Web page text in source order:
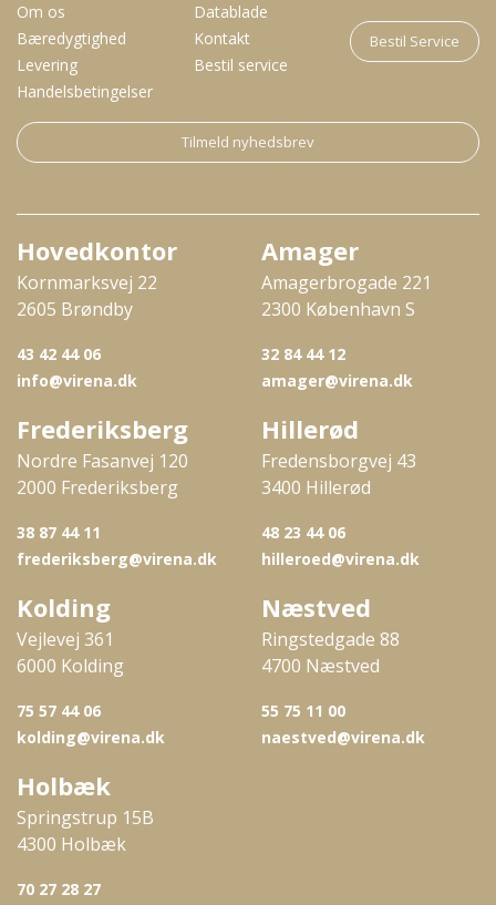
Om os
Bæredygtighed
Levering
Handelsbetingelser
Datablade
Kontakt
Bestil service
Bestil Service
Tilmeld nyhedsbrev
Hovedkontor
Kornmarksvej 22
2605 Brøndby
43 42 44 06
info@virena.dk
Amager
Amagerbrogade 221
2300 København S
32 84 44 12
amager@virena.dk
Frederiksberg
Nordre Fasanvej 120
2000 Frederiksberg
38 87 44 11
frederiksberg@virena.dk
Hillerød
Fredensborgvej 43
3400 Hillerød
48 23 44 06
hilleroed@virena.dk
Kolding
Vejlevej 361
6000 Kolding
75 57 44 06
kolding@virena.dk
Næstved
Ringstedgade 88
4700 Næstved
55 75 11 00
naestved@virena.dk
Holbæk
Springstrup 15B
4300 Holbæk
70 27 28 27